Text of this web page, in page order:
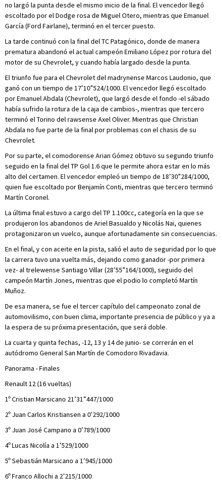
no largó la punta desde el mismo inicio de la final. El vencedor llegó
escoltado por el Dodge rosa de Miguel Otero, mientras que Emanuel
García (Ford Fairlane), terminó en el tercer puesto.
La tarde continuó con la final del TC Patagónico, donde de manera
prematura abandonó el actual campeón Emiliano López por rotura del
motor de su Chevrolet, y cuando había largado desde la punta.
El triunfo fue para el Chevrolet del madrynense Marcos Laudonio, que
ganó con un tiempo de 17’10”524/1000. El vencedor llegó escoltado
por Emanuel Abdala (Chevrolet), que largó desde el fondo -el sábado
había sufrido la rotura de la caja de cambios-, mientras que tercero
terminó el Torino del rawsense Axel Oliver. Mientras que Christian
Abdala no fue parte de la final por problemas con el chasis de su
Chevrolet.
Por su parte, el comodorense Arian Gómez obtuvo su segundo triunfo
seguido en la final del TP Gol 1.6 que le permite ahora estar en lo más
alto del certamen. El vencedor empleó un tiempo de 18’30”284/1000,
quien fue escoltado por Benjamín Conti, mientras que tercero terminó
Martín Coronel.
La última final estuvo a cargo del TP 1.100cc, categoría en la que se
produjeron los abandonos de Ariel Basualdo y Nicolás Nai, quienes
protagonizaron un vuelco, aunque afortunadamente sin consecuencias.
En el final, y con aceite en la pista, salió el auto de seguridad por lo que
la carrera tuvo una vuelta más, dejando como ganador -por primera
vez- al trelewense Santiago Villar (28’55”164/1000), seguido del
campeón Martín Jones, mientras que el podio lo completó Martín
Muñoz.
De esa manera, se fue el tercer capítulo del campeonato zonal de
automovilismo, con buen clima, importante presencia de público y ya a
la espera de su próxima presentación, que será doble.
La cuarta y quinta fechas, -12, 13 y 14 de junio- se correrán en el
autódromo General San Martín de Comodoro Rivadavia.
Panorama - Finales
Renault 12 (16 vueltas)
1º Cristian Marsicano 21’31”447/1000
2º Juan Carlos Kristiansen a 0’292/1000
3º Juan José Campano a 0’789/1000
4º Lucas Nicolía a 1’529/1000
5º Sebastián Marsicano a 1’945/1000
6º Franco Allochi a 2’215/1000